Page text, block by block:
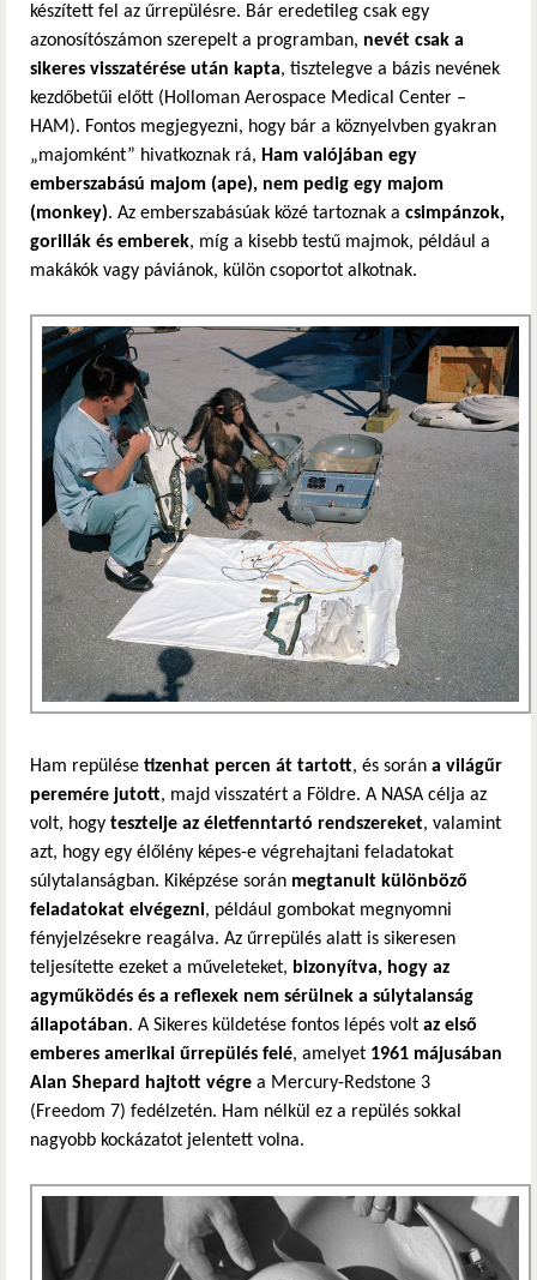
készített fel az űrrepülésre. Bár eredetileg csak egy
azonosítószámon szerepelt a programban, nevét csak a
sikeres visszatérése után kapta, tisztelegve a bázis nevének
kezdőbetűi előtt (Holloman Aerospace Medical Center –
HAM). Fontos megjegyezni, hogy bár a köznyelvben gyakran
„majomként” hivatkoznak rá, Ham valójában egy
emberszabású majom (ape), nem pedig egy majom
(monkey). Az emberszabásúak közé tartoznak a csimpánzok,
gorillák és emberek, míg a kisebb testű majmok, például a
makákók vagy páviánok, külön csoportot alkotnak.
Ham repülése tizenhat percen át tartott, és során a világűr
peremére jutott, majd visszatért a Földre. A NASA célja az
volt, hogy tesztelje az életfenntartó rendszereket, valamint
azt, hogy egy élőlény képes-e végrehajtani feladatokat
súlytalanságban. Kiképzése során megtanult különböző
feladatokat elvégezni, például gombokat megnyomni
fényjelzésekre reagálva. Az űrrepülés alatt is sikeresen
teljesítette ezeket a műveleteket, bizonyítva, hogy az
agyműködés és a reflexek nem sérülnek a súlytalanság
állapotában. A Sikeres küldetése fontos lépés volt az első
emberes amerikai űrrepülés felé, amelyet 1961 májusában
Alan Shepard hajtott végre a Mercury-Redstone 3
(Freedom 7) fedélzetén. Ham nélkül ez a repülés sokkal
nagyobb kockázatot jelentett volna.